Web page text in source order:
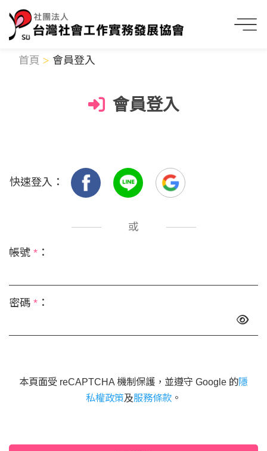
首頁 會員登入
會員登入
快速登入：
或
帳號 * ：
密碼 * ：
本頁面受 reCAPTCHA 機制保護，並遵守 Google 的隱
私權政策及服務條款 。